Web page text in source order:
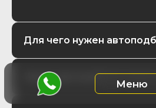
Для чего нужен
Какие автомобили